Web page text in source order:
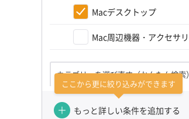
Macデスクトップ
Mac周辺機器・アクセサリ
カテゴリーを選び直す（かんたん検索）
ここから更に絞り込みができます
もっと詳しい条件を追加する